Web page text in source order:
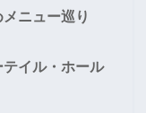
ニュー巡り
テイル・ホール